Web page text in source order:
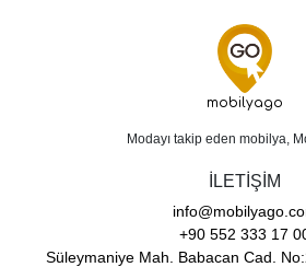
mobilyago
Modayı takip eden mobilya,
İLETİŞİM
+90 552 333 17
Süleymaniye Mah. Babacan Cad.